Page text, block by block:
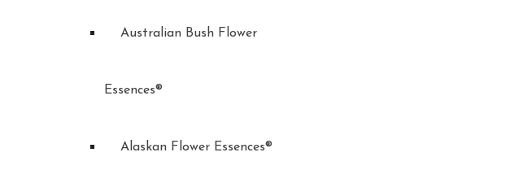
Australian Bush Flower
Essences®
Alaskan Flower Essences®